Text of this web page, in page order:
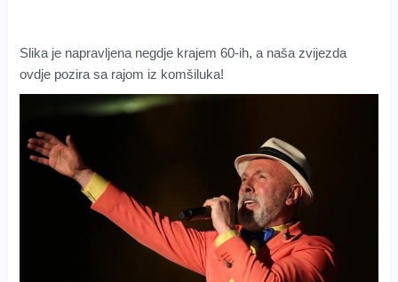
Slika je napravljena negdje krajem 60-ih, a naša zvijezda
ovdje pozira sa rajom iz komšiluka!